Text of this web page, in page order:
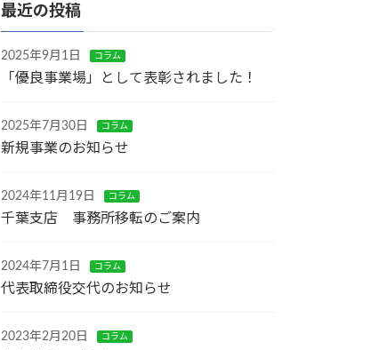
最近の投稿
2025年9月1日 コラム
「優良事業場」として表彰されました！
2025年7月30日 コラム
新規事業のお知らせ
2024年11月19日 コラム
千葉支店 事務所移転のご案内
2024年7月1日 コラム
代表取締役交代のお知らせ
2023年2月20日 コラム